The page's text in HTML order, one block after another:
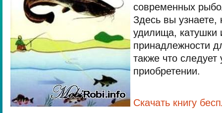
современных
Здесь вы узнаете,
удилища, катушки
принадлежности
также что следует
приобретении.
Скачать книгу